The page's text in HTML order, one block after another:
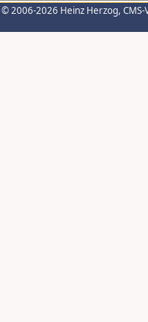
© 2006-2026 Heinz Herzog,